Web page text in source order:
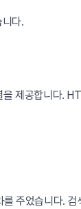
다.
제공합니다.
주었습니다. 검